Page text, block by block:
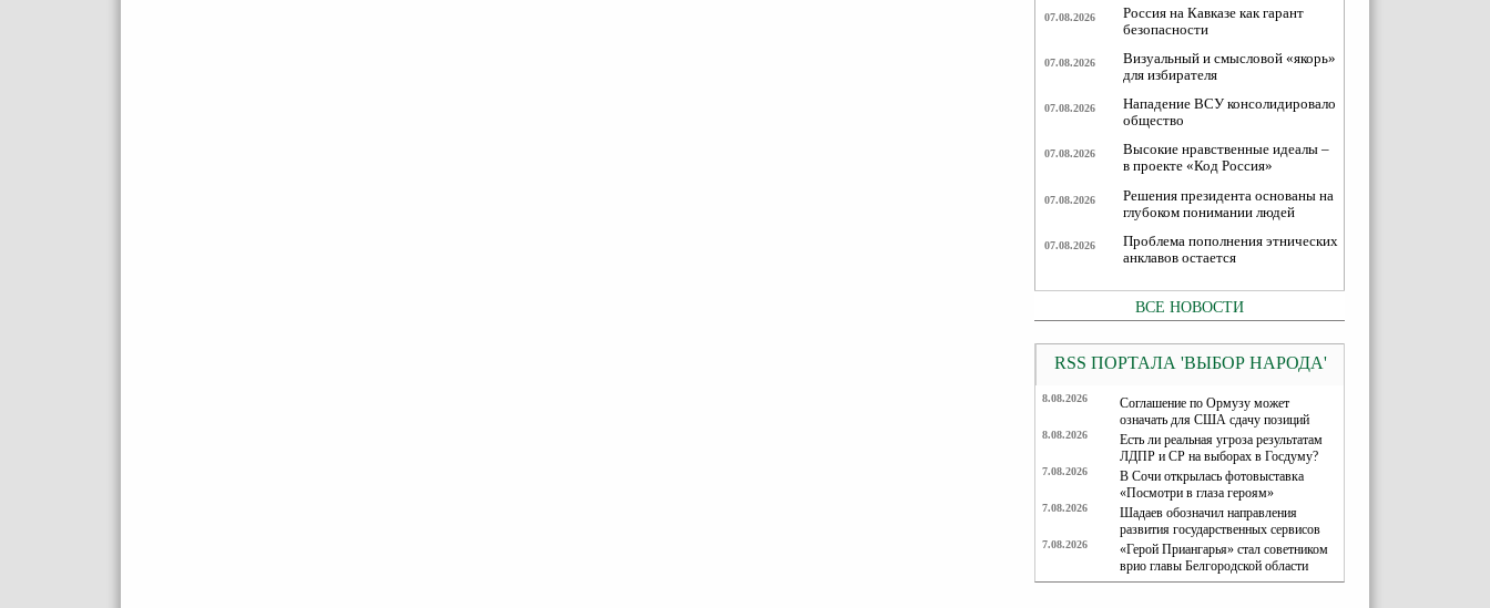
07.08.2026
Россия на Кавказе как гарант
безопасности
07.08.2026
Визуальный и смысловой «якорь»
для избирателя
07.08.2026
Нападение ВСУ консолидировало
общество
07.08.2026
Высокие нравственные идеалы –
в проекте «Код Россия»
07.08.2026
Решения президента основаны на
глубоком понимании людей
07.08.2026
Проблема пополнения этнических
анклавов остается
ВСЕ НОВОСТИ
RSS ПОРТАЛА 'ВЫБОР НАРОДА'
8.08.2026
Соглашение по Ормузу может
означать для США сдачу позиций
8.08.2026
Есть ли реальная угроза результатам
ЛДПР и СР на выборах в Госдуму?
7.08.2026
В Сочи открылась фотовыставка
«Посмотри в глаза героям»
7.08.2026
Шадаев обозначил направления
развития государственных сервисов
7.08.2026
«Герой Приангарья» стал советником
врио главы Белгородской области